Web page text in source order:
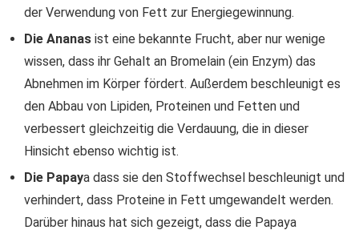
der Verwendung von Fett zur Energiegewinnung.
Die Ananas ist eine bekannte Frucht, aber nur wenige
wissen, dass ihr Gehalt an Bromelain (ein Enzym) das
Abnehmen im Körper fördert. Außerdem beschleunigt es
den Abbau von Lipiden, Proteinen und Fetten und
verbessert gleichzeitig die Verdauung, die in dieser
Hinsicht ebenso wichtig ist.
Die Papaya dass sie den Stoffwechsel beschleunigt und
verhindert, dass Proteine in Fett umgewandelt werden.
Darüber hinaus hat sich gezeigt, dass die Papaya